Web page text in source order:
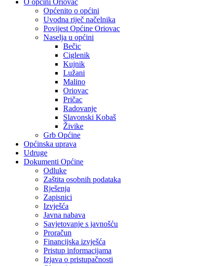
O općini Oriovac
Općenito o općini
Uvodna riječ načelnika
Povijest Općine Oriovac
Naselja u općini
Bečic
Ciglenik
Kujnik
Lužani
Malino
Oriovac
Pričac
Radovanje
Slavonski Kobaš
Živike
Grb Općine
Općinska uprava
Udruge
Dokumenti Općine
Odluke
Zaštita osobnih podataka
Rješenja
Zapisnici
Izvješća
Javna nabava
Savjetovanje s javnošću
Proračun
Financijska izvješća
Pristup informacijama
Izjava o pristupačnosti